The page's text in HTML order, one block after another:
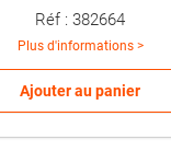
Réf : 382664
Plus d'informations >
Ajouter au panier